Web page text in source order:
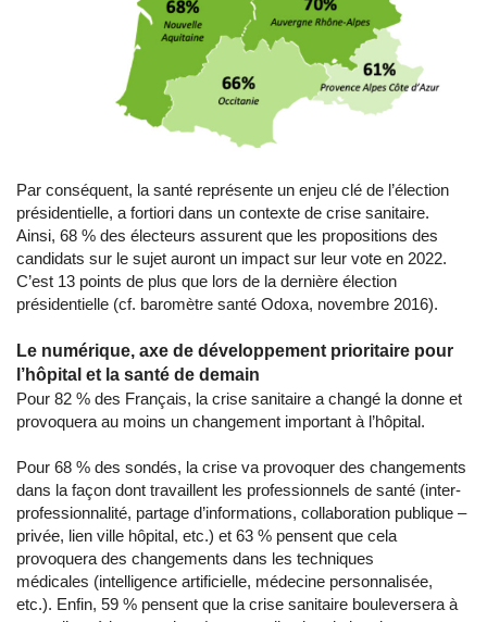
Par conséquent, la santé représente un enjeu clé de l’élection
présidentielle, a fortiori dans un contexte de crise sanitaire.
Ainsi, 68 % des électeurs assurent que les propositions des
candidats sur le sujet auront un impact sur leur vote en 2022.
C’est 13 points de plus que lors de la dernière élection
présidentielle (cf. baromètre santé Odoxa, novembre 2016).
Le numérique, axe de développement prioritaire pour
l’hôpital et la santé de demain
Pour 82 % des Français, la crise sanitaire a changé la donne et
provoquera au moins un changement important à l’hôpital.
Pour 68 % des sondés, la crise va provoquer des changements
dans la façon dont travaillent les professionnels de santé (inter-
professionnalité, partage d’informations, collaboration publique –
privée, lien ville hôpital, etc.) et 63 % pensent que cela
provoquera des changements dans les techniques
médicales (intelligence artificielle, médecine personnalisée,
etc.). Enfin, 59 % pensent que la crise sanitaire bouleversera à